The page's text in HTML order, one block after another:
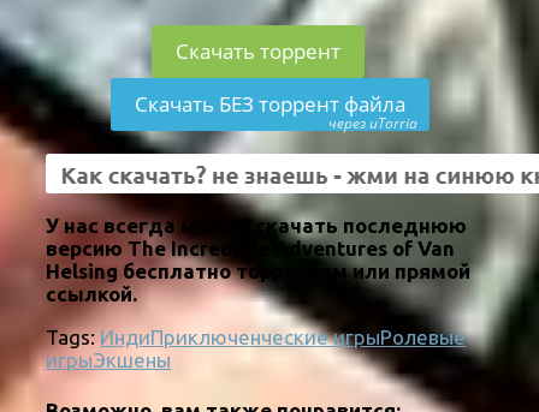
Скачать торрент
Скачать БЕЗ торрент файла
через uTorria
У нас всегда можно скачать последнюю
версию The Incredible Adventures of Van
Helsing бесплатно торрентом или прямой
ссылкой.
Tags: ИндиПриключенческие игрыРолевые
игрыЭкшены